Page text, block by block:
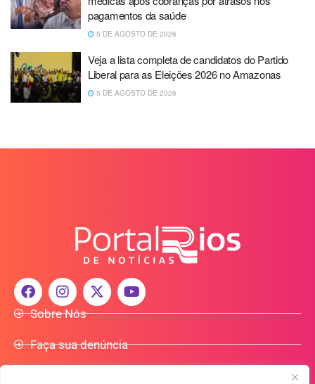
pagamentos da saúde
5 DE AGOSTO DE 2026
Veja a lista completa de candidatos do Partido
Liberal para as Eleições 2026 no Amazonas
5 DE AGOSTO DE 2026
Sobre Nós
Faça sua denúncia